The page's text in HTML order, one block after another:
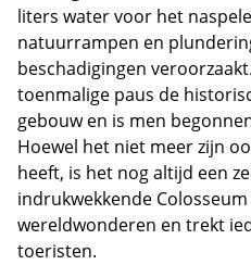
liters water voor het
natuurrampen en
beschadigingen
toenmalige paus de
gebouw en is men
Hoewel het niet meer zijn
heeft, is het nog altijd een
indrukwekkende
wereldwonderen en trekt
toeristen.